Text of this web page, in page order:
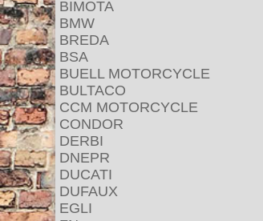
BIMOTA
BMW
BREDA
BSA
BUELL MOTORCYCLE
BULTACO
CCM MOTORCYCLE
CONDOR
DERBI
DNEPR
DUCATI
DUFAUX
EGLI